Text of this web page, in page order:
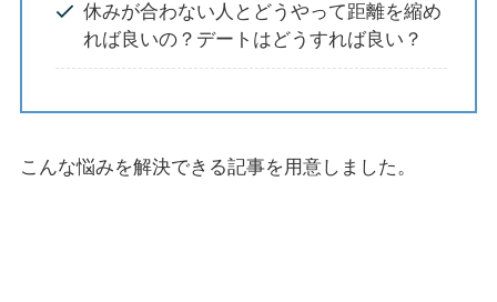
休みが合わない人とどうやって距離を縮め
れば良いの？デートはどうすれば良い？
こんな悩みを解決できる記事を用意しました。